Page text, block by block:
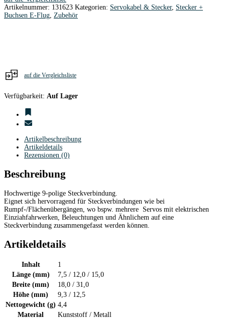
9-
polig
Menge
Artikelnummer: 131623 Kategorien: Servokabel & Stecker, Stecker +
Buchsen E-Flug Zubehör
auf die Vergleichsliste
Verfügbarkeit: Auf Lager
Artikelbeschreibung
Artikeldetails
Rezensionen (0)
Beschreibung
Hochwertige 9-polige Steckverbindung.
Eignet sich hervorragend für Steckverbindungen wie bei
Rumpf-/Flächenübergängen, wo bspw. mehrere Servos mit elektrischen
Einziahfahrwerken, Beleuchtungen und Ähnlichem auf eine
Steckverbindung zusammengefasst werden können.
Artikeldetails
Inhalt
1
Länge (mm)
7,5 / 12,0 / 15,0
Breite (mm)
18,0 / 31,0
Höhe (mm)
9,3 / 12,5
Nettogewicht (g) 4,4
Material
Kunststoff / Metall